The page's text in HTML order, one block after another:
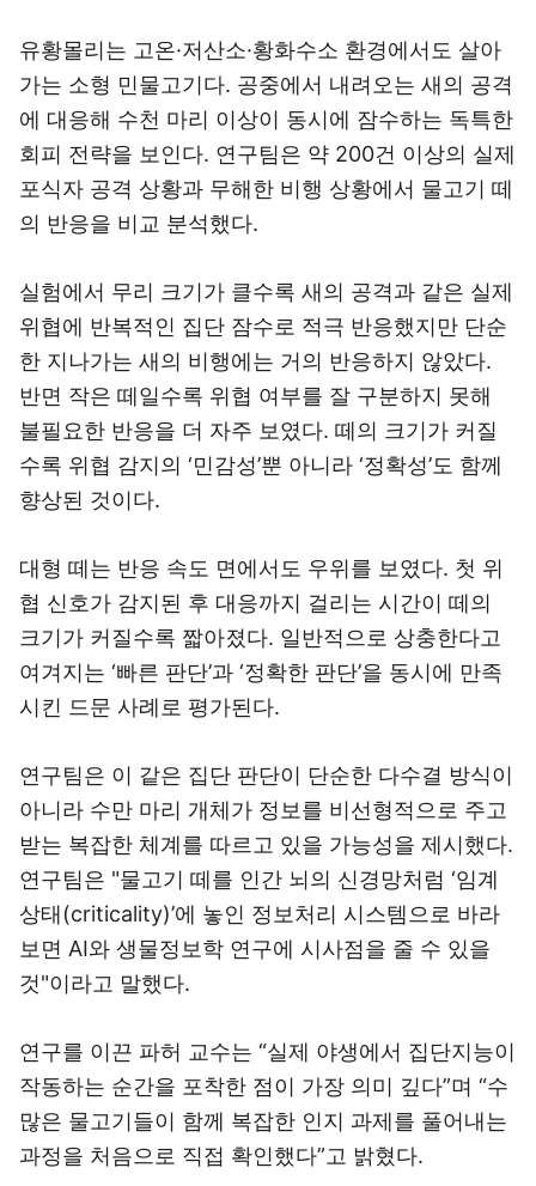
유황몰리는 고온·저산소·황화수소 환경에서도 살아
가는 소형 민물고기다. 공중에서 내려오는 새의 공격
에 대응해 수천 마리 이상이 동시에 잠수하는 독특한
회피 전략을 보인다. 연구팀은 약 200건 이상의 실제
포식자 공격 상황과 무해한 비행 상황에서 물고기 떼
의 반응을 비교 분석했다.
실험에서 무리 크기가 클수록 새의 공격과 같은 실제
위협에 반복적인 집단 잠수로 적극 반응했지만 단순
한 지나가는 새의 비행에는 거의 반응하지 않았다.
반면 작은 떼일수록 위협 여부를 잘 구분하지 못해
불필요한 반응을 더 자주 보였다. 떼의 크기가 커질
수록 위협 감지의 ‘민감성’뿐 아니라 ‘정확성’도 함께
향상된 것이다.
대형 떼는 반응 속도 면에서도 우위를 보였다. 첫 위
협 신호가 감지된 후 대응까지 걸리는 시간이 떼의
크기가 커질수록 짧아졌다. 일반적으로 상충한다고
여겨지는 ‘빠른 판단’과 ‘정확한 판단’을 동시에 만족
시킨 드문 사례로 평가된다.
연구팀은 이 같은 집단 판단이 단순한 다수결 방식이
아니라 수만 마리 개체가 정보를 비선형적으로 주고
받는 복잡한 체계를 따르고 있을 가능성을 제시했다.
연구팀은 "물고기 떼를 인간 뇌의 신경망처럼 ‘임계
상태(criticality)’에 놓인 정보처리 시스템으로 바라
보면 AI와 생물정보학 연구에 시사점을 줄 수 있을
것"이라고 말했다.
연구를 이끈 파허 교수는 “실제 야생에서 집단지능이
작동하는 순간을 포착한 점이 가장 의미 깊다”며 “수
많은 물고기들이 함께 복잡한 인지 과제를 풀어내는
과정을 처음으로 직접 확인했다”고 밝혔다.